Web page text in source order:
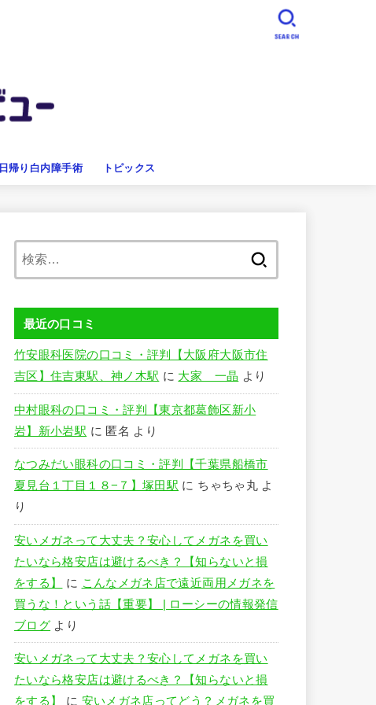
日帰り白内障手術 トピックス
SEARCH
最近の口コミ
竹安眼科医院の口コミ・評判【大阪府大阪市住
吉区】住吉東駅、神ノ木駅 に 大家 一晶 より
中村眼科の口コミ・評判【東京都葛飾区新小
岩】新小岩駅 に 匿名 より
なつみだい眼科の口コミ・評判【千葉県船橋市
夏見台１丁目１８−７】塚田駅 に ちゃちゃ丸 よ
り
安いメガネって大丈夫？安心してメガネを買い
たいなら格安店は避けるべき？【知らないと損
をする】
に こんなメガネ店で遠近両用メガネを
買うな！という話【重要】 | ローシーの情報発信
ブログ より
安いメガネって大丈夫？安心してメガネを買い
たいなら格安店は避けるべき？【知らないと損
をする】
に 安いメガネ店ってどう？メガネを買